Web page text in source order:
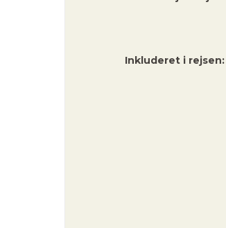
Inkluderet i rejsen: